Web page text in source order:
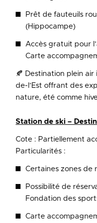
Prêt de fauteuils
(Hippocampe)
Accès gratuit pour
Carte
🍂 Destination plein
de-l’Est offrant des
nature, été comme
Station de ski –
Cote : Partiellement
Particularités :
Certaines zones de
Possibilité de
Fondation des
Carte